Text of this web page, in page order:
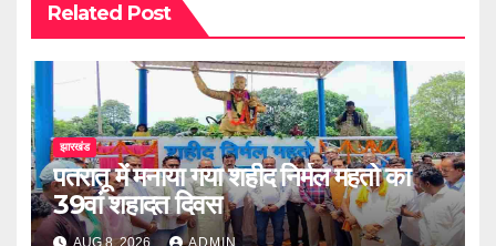
Related Post
झारखंड
पतरातू में मनाया गया शहीद निर्मल महतो का
39वां शहादत दिवस